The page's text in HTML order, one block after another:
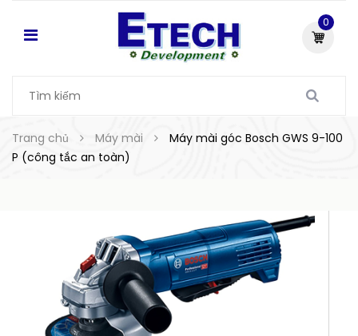
0
Trang chủ Máy mài
Máy mài góc Bosch GWS 9-100
P (công tắc an toàn)